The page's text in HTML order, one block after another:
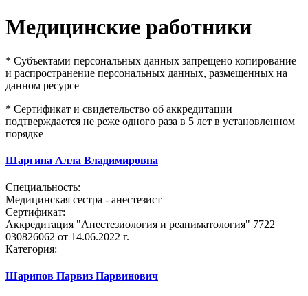
Медицинские работники
* Субъектами персональных данных запрещено копирование
и распространение персональных данных, размещенных на
данном ресурсе
* Сертификат и свидетельство об аккредитации
подтверждается не реже одного раза в 5 лет в установленном
порядке
Шаргина Алла Владимировна
Специальность:
Медицинская сестра - анестезист
Сертификат:
Аккредитация "Анестезиология и реаниматология" 7722
030826062 от 14.06.2022 г.
Категория:
Шарипов Парвиз Парвинович